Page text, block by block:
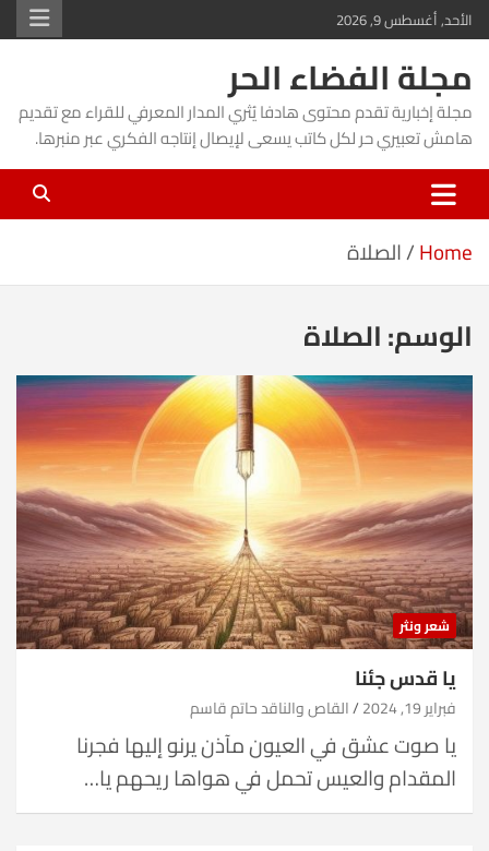
Skip
to
content
الأحد, أغسطس 9, 2026
مجلة الفضاء الحر
مجلة إخبارية تقدم محتوى هادفا يُثري المدار المعرفي للقراء مع تقديم
هامش تعبيري حر لكل كاتب يسعى لإيصال إنتاجه الفكري عبر منبرها.
Home الصلاة
الوسم:الصلاة
شعر ونثر
يا قدس جئنا
فبراير 19, 2024 القاص والناقد حاتم قاسم
يا صوت عشق في العيون مآذن يرنو إليها فجرنا
المقدام والعيس تحمل في هواها ريحهم يا…